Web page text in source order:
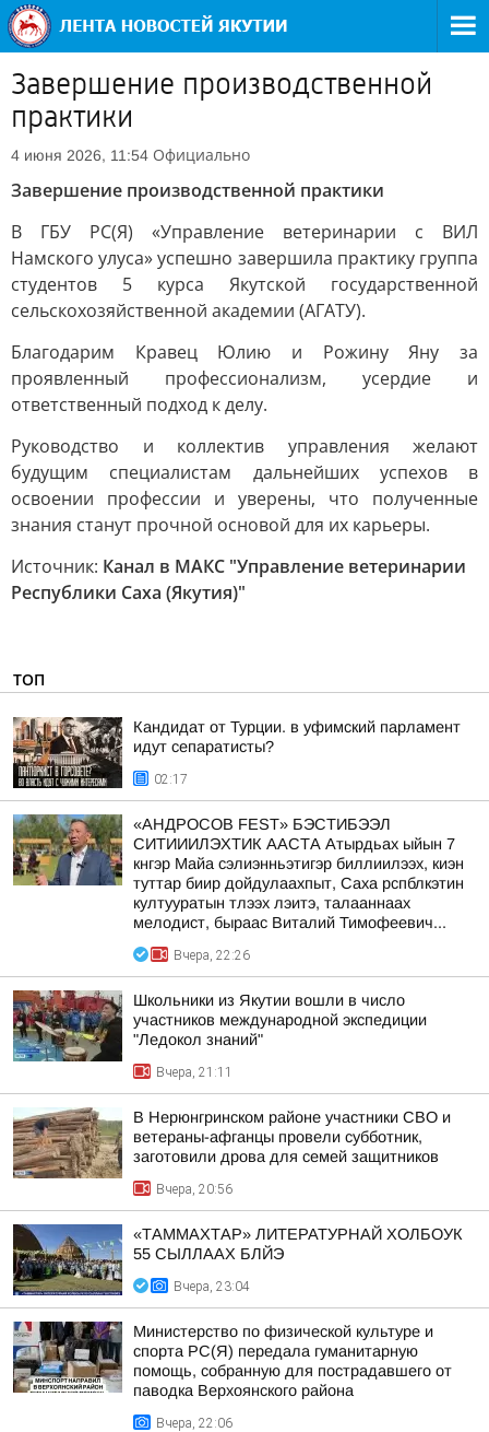
Завершение производственной
практики
4 июня 2026, 11:54 Официально
Завершение производственной практики
В ГБУ РС(Я) «Управление ветеринарии с ВИЛ
Намского улуса» успешно завершила практику группа
студентов 5 курса Якутской государственной
сельскохозяйственной академии (АГАТУ).
Благодарим Кравец Юлию и Рожину Яну за
проявленный профессионализм, усердие и
ответственный подход к делу.
Руководство и коллектив управления желают
будущим специалистам дальнейших успехов в
освоении профессии и уверены, что полученные
знания станут прочной основой для их карьеры.
Источник: Канал в МАКС "Управление ветеринарии
Республики Саха (Якутия)"
ТОП
Кандидат от Турции. в уфимский парламент
идут сепаратисты?
02:17
«АНДРОСОВ FEST» БЭСТИБЭЭЛ
СИТИИИЛЭХТИК ААСТА Атырдьах ыйын 7
кнгэр Майа сэлиэнньэтигэр биллиилээх, киэн
туттар биир дойдулаахпыт, Саха рспблкэтин
култууратын тлээх лэитэ, талааннаах
мелодист, быраас Виталий Тимофеевич...
Вчера, 22:26
Школьники из Якутии вошли в число
участников международной экспедиции
"Ледокол знаний"
Вчера, 21:11
В Нерюнгринском районе участники СВО и
ветераны-афганцы провели субботник,
заготовили дрова для семей защитников
Вчера, 20:56
«ТАММАХТАР» ЛИТЕРАТУРНАЙ ХОЛБОУК
55 СЫЛЛААХ БЛЙЭ
Вчера, 23:04
Министерство по физической культуре и
спорта РС(Я) передала гуманитарную
помощь, собранную для пострадавшего от
паводка Верхоянского района
Вчера, 22:06